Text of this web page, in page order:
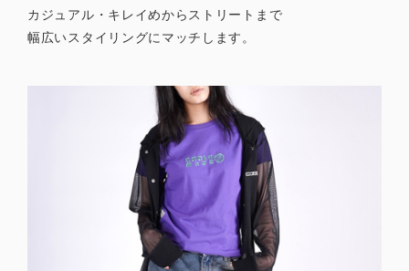
カジュアル・キレイめからストリートまで
幅広いスタイリングにマッチします。